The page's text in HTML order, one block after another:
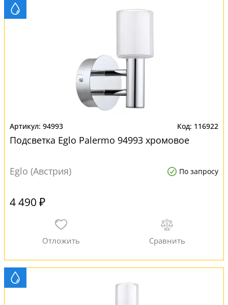
94993 116922
Подсветка Eglo Palermo 94993 хромовое
Eglo (Австрия) По запросу
4 490 ₽